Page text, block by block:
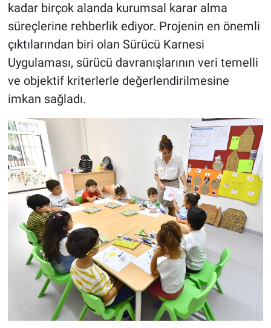
kadar birçok alanda kurumsal karar alma
süreçlerine rehberlik ediyor. Projenin en önemli
çıktılarından biri olan Sürücü Karnesi
Uygulaması, sürücü davranışlarının veri temelli
ve objektif kriterlerle değerlendirilmesine
imkan sağladı.